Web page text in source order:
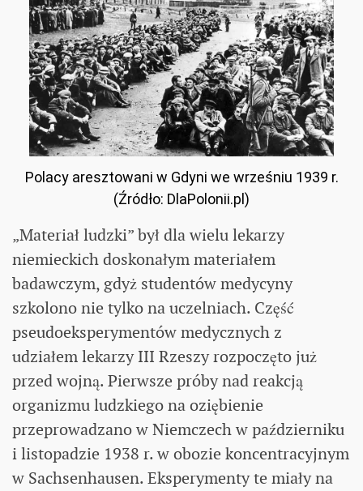
Polacy aresztowani w Gdyni we wrześniu 1939 r.
(Źródło: DlaPolonii.pl)
„Materiał ludzki” był dla wielu lekarzy
niemieckich doskonałym materiałem
badawczym, gdyż studentów medycyny
szkolono nie tylko na uczelniach. Część
pseudoeksperymentów medycznych z
udziałem lekarzy III Rzeszy rozpoczęto już
przed wojną. Pierwsze próby nad reakcją
organizmu ludzkiego na oziębienie
przeprowadzano w Niemczech w październiku
i listopadzie 1938 r. w obozie koncentracyjnym
w Sachsenhausen. Eksperymenty te miały na